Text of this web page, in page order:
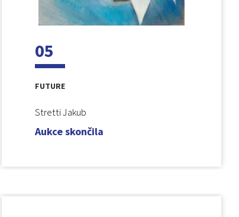
05
FUTURE
Stretti Jakub
Aukce skončila